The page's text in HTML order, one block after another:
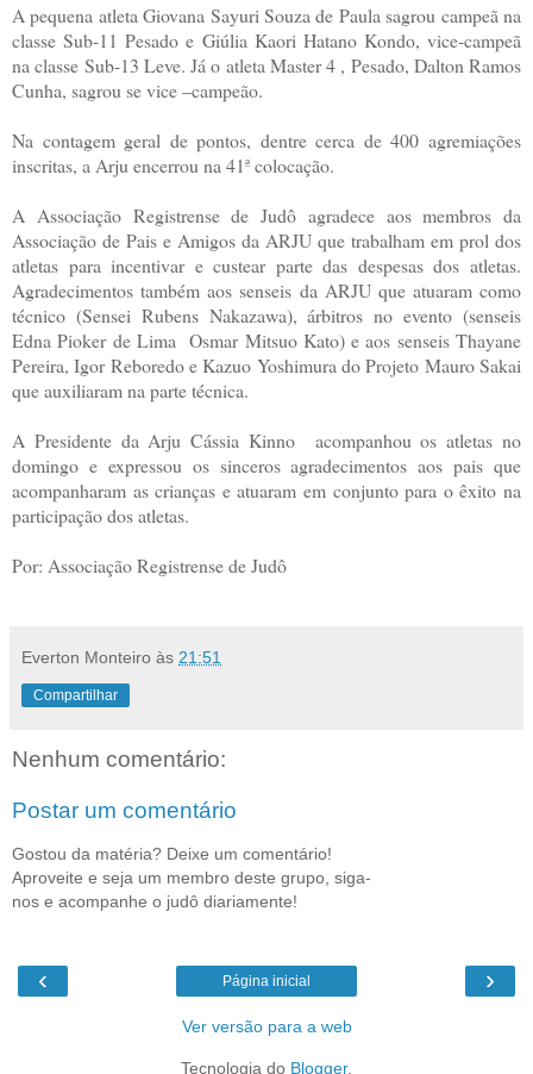
A pequena atleta Giovana Sayuri Souza de Paula sagrou campeã na
classe Sub-11 Pesado e Giúlia Kaori Hatano Kondo, vice-campeã
na classe Sub-13 Leve. Já o atleta Master 4 , Pesado, Dalton Ramos
Cunha, sagrou se vice –campeão.
Na contagem geral de pontos, dentre cerca de 400 agremiações
inscritas, a Arju encerrou na 41ª colocação.
A Associação Registrense de Judô agradece aos membros da
Associação de Pais e Amigos da ARJU que trabalham em prol dos
atletas para incentivar e custear parte das despesas dos atletas.
Agradecimentos também aos senseis da ARJU que atuaram como
técnico (Sensei Rubens Nakazawa), árbitros no evento (senseis
Edna Pioker de Lima Osmar Mitsuo Kato) e aos senseis Thayane
Pereira, Igor Reboredo e Kazuo Yoshimura do Projeto Mauro Sakai
que auxiliaram na parte técnica.
A Presidente da Arju Cássia Kinno acompanhou os atletas no
domingo e expressou os sinceros agradecimentos aos pais que
acompanharam as crianças e atuaram em conjunto para o êxito na
participação dos atletas.
Por: Associação Registrense de Judô
Everton Monteiro às 21:51
Compartilhar
Nenhum comentário:
Postar um comentário
Gostou da matéria? Deixe um comentário!
Aproveite e seja um membro deste grupo, siga-
nos e acompanhe o judô diariamente!
‹ ›
Página inicial
Ver versão para a web
Tecnologia do Blogger.